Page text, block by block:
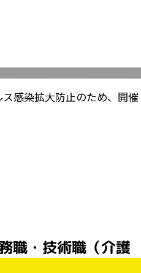
感染拡大防止のため、開催
職・技術職（介護